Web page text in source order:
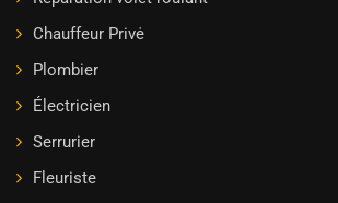
Chauffeur Privė
Plombier
Électricien
Serrurier
Fleuriste